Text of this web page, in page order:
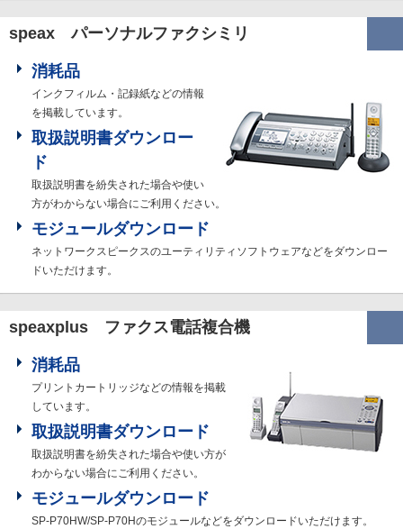
speax パーソナルファクシミリ
消耗品
インクフィルム・記録紙などの情報
を掲載しています。
取扱説明書ダウンロー
ド
取扱説明書を紛失された場合や使い
方がわからない場合にご利用ください。
モジュールダウンロード
ネットワークスピークスのユーティリティソフトウェアなどをダウンロー
ドいただけます。
speaxplus ファクス電話複合機
消耗品
プリントカートリッジなどの情報を掲載
しています。
取扱説明書ダウンロード
取扱説明書を紛失された場合や使い方が
わからない場合にご利用ください。
モジュールダウンロード
SP-P70HW/SP-P70Hのモジュールなどをダウンロードいただけます。